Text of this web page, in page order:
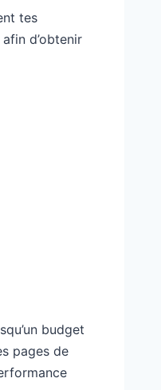
tes
d’obtenir
budget
pages de